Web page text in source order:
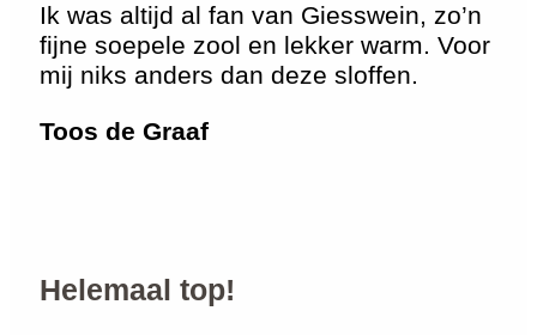
Ik was altijd al fan van Giesswein, zo’n
fijne soepele zool en lekker warm. Voor
mij niks anders dan deze sloffen.
Toos de Graaf
Helemaal top!